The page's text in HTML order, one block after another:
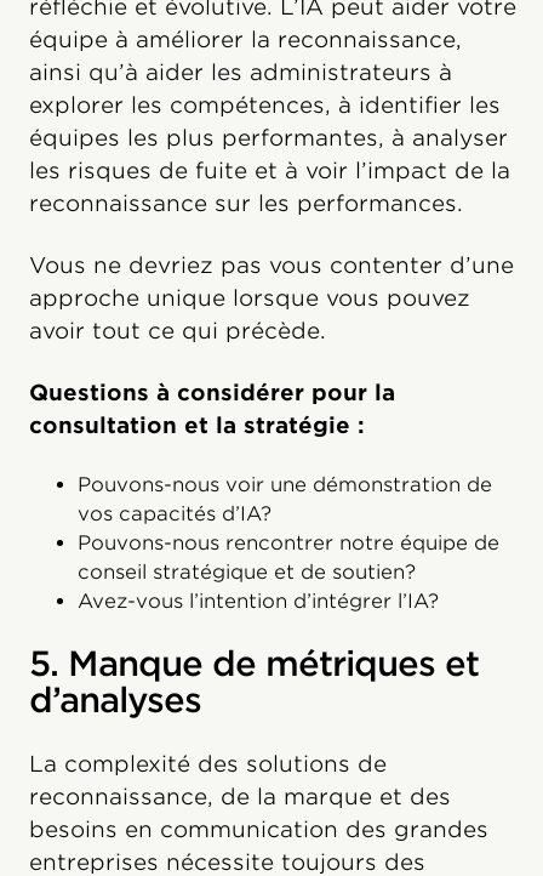
réfléchie et évolutive. L’IA peut aider votre
équipe à améliorer la reconnaissance,
ainsi qu’à aider les administrateurs à
explorer les compétences, à identifier les
équipes les plus performantes, à analyser
les risques de fuite et à voir l’impact de la
reconnaissance sur les performances.
Vous ne devriez pas vous contenter d’une
approche unique lorsque vous pouvez
avoir tout ce qui précède.
Questions à considérer pour la
consultation et la stratégie :
Pouvons-nous voir une démonstration de
vos capacités d’IA?
Pouvons-nous rencontrer notre équipe de
conseil stratégique et de soutien?
Avez-vous l’intention d’intégrer l’IA?
5. Manque de métriques et
d’analyses
La complexité des solutions de
reconnaissance, de la marque et des
besoins en communication des grandes
entreprises nécessite toujours des